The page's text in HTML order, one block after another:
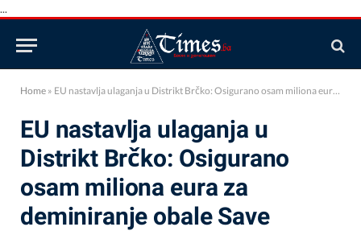
...
Home » EU nastavlja ulaganja u Distrikt Brčko: Osigurano osam miliona eura za deminiranje obale Save
EU nastavlja ulaganja u
Distrikt Brčko: Osigurano
osam miliona eura za
deminiranje obale Save